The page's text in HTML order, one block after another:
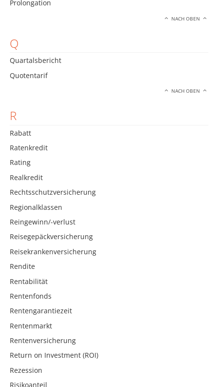
Prolongation
NACH OBEN
Q
Quartalsbericht
Quotentarif
NACH OBEN
R
Rabatt
Ratenkredit
Rating
Realkredit
Rechtsschutzversicherung
Regionalklassen
Reingewinn/-verlust
Reisegepäckversicherung
Reisekrankenversicherung
Rendite
Rentabilität
Rentenfonds
Rentengarantiezeit
Rentenmarkt
Rentenversicherung
Return on Investment (ROI)
Rezession
Risikoanteil